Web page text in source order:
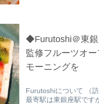
◆Furutoshi＠東銀
監修フルーツオ
モーニングを
Furutoshiについて （
最寄駅は東銀座駅です